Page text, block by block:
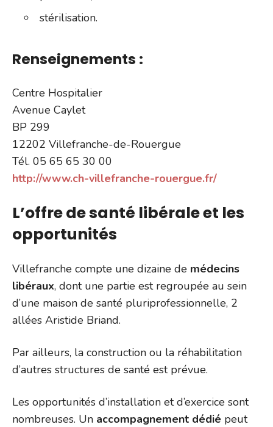
stérilisation.
Renseignements :
Centre Hospitalier
Avenue Caylet
BP 299
12202 Villefranche-de-Rouergue
Tél. 05 65 65 30 00
http://www.ch-villefranche-rouergue.fr/
L’offre de santé libérale et les
opportunités
Villefranche compte une dizaine de médecins
libéraux, dont une partie est regroupée au sein
d’une maison de santé pluriprofessionnelle, 2
allées Aristide Briand.
Par ailleurs, la construction ou la réhabilitation
d’autres structures de santé est prévue.
Les opportunités d’installation et d’exercice sont
nombreuses. Un accompagnement dédié peut